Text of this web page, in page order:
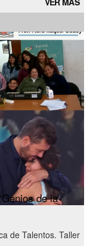
de la
de Talentos. Taller